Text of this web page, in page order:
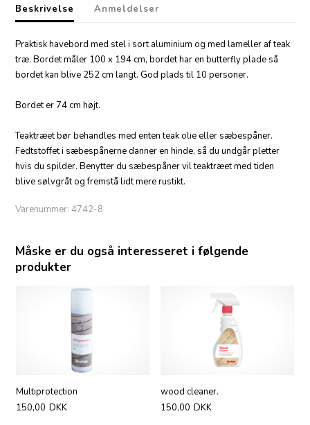
Beskrivelse Anmeldelser
Praktisk havebord med stel i sort aluminium og med lameller af teak
træ. Bordet måler 100 x 194 cm, bordet har en butterfly plade så
bordet kan blive 252 cm langt. God plads til 10 personer.
Bordet er 74 cm højt.
Teaktræet bør behandles med enten teak olie eller sæbespåner.
Fedtstoffet i sæbespånerne danner en hinde, så du undgår pletter
hvis du spilder. Benytter du sæbespåner vil teaktræet med tiden
blive sølvgråt og fremstå lidt mere rustikt.
Varenummer:4742-8
Måske er du også interesseret i følgende
produkter
Multiprotection
150,00 DKK
wood cleaner.
150,00 DKK